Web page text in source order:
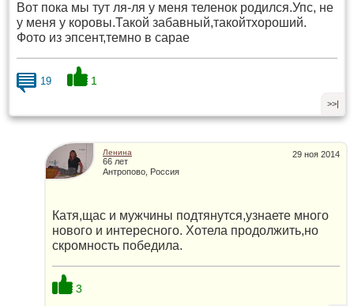
Вот пока мы тут ля-ля у меня теленок родился.Упс, не
у меня у коровы.Такой забавный,такойтхороший.
Фото из эпсент,темно в сарае
19 1
>>|
29 ноя 2014
Ленина
66 лет
Антропово, Россия
Катя,щас и мужчины подтянутся,узнаете много
нового и интересного. Хотела продолжить,но
скромность победила.
3